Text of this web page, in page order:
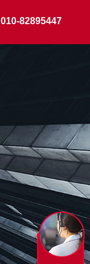
010-82895447